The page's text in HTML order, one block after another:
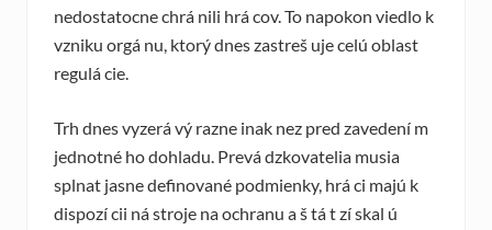
nedostatocne chrá nili hrá cov. To napokon viedlo k
vzniku orgá nu, ktorý dnes zastreš uje celú oblast
regulá cie.
Trh dnes vyzerá vý razne inak nez pred zavedení m
jednotné ho dohladu. Prevá dzkovatelia musia
splnat jasne definované podmienky, hrá ci majú k
dispozí cii ná stroje na ochranu a š tá t zí skal ú